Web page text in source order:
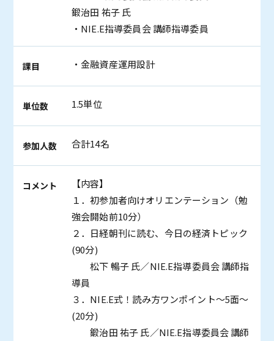
鍛治田 祐子 氏
・NIE.E指導委員会 講師指導委員
課目 ・金融資産運用設計
単位数 1.5単位
参加人数 合計14名
コメント
【内容】
１．初参加者向けオリエンテーション（勉
強会開始前10分）
２．日経朝刊に読む、今日の経済トピック
(90分)
松下 暢子 氏／NIE.E指導委員会 講師指
導員
３．NIE.E式！読み方ワンポイント～5面～
(20分)
鍛治田 祐子 氏／NIE.E指導委員会 講師